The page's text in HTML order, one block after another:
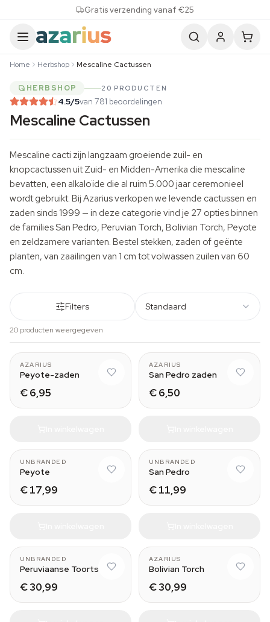
Gratis verzending vanaf €25
Home Herbshop Mescaline Cactussen
HERBSHOP 20 PRODUCTEN
4.5/5van 781 beoordelingen
Mescaline Cactussen
Mescaline cacti zijn langzaam groeiende zuil- en
knopcactussen uit Zuid- en Midden-Amerika die mescaline
bevatten, een alkaloïde die al ruim 5.000 jaar ceremonieel
wordt gebruikt. Bij Azarius verkopen we levende cactussen en
zaden sinds 1999 — in deze categorie vind je 27 opties binnen
de familiesSan Pedro, Peruvian Torch, Bolivian Torch, Peyote
en zeldzamere varianten. Bestel stekken, zaden of geënte
planten, van zaailingen van 1 cm tot volwassen zuilen van 60
cm.
Filters Standaard
20 producten weergegeven
AZARIUS
Peyote-zaden
€ 6,95
AZARIUS
San Pedro zaden
€ 6,50
UNBRANDED
Peyote
€ 17,99
UNBRANDED
San Pedro
€ 11,99
UNBRANDED
Peruviaanse Toorts
€ 30,99
AZARIUS
Bolivian Torch
€ 30,99